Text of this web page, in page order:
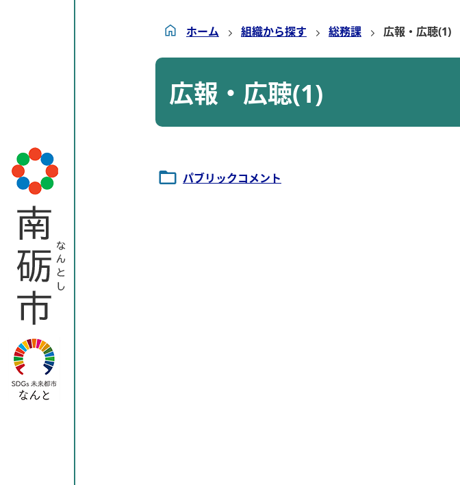
ホーム 組織から探す 総務課 広報・広聴(1)
広報・広聴(1)
パブリックコメント